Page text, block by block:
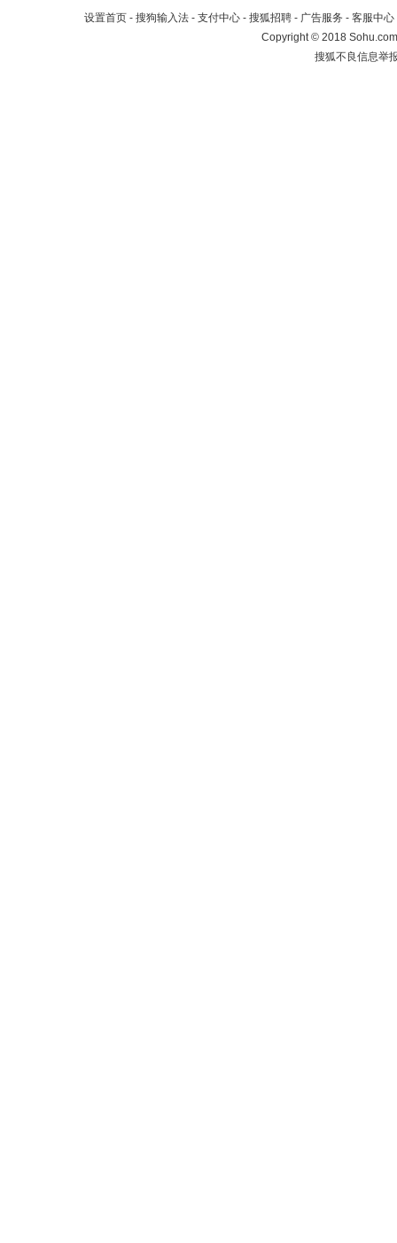
设置首页 - 搜狗输入法 - 支付中心 - 搜狐招聘 - 广告服务 - 客服中心
Copyright©2018
搜狐不良信息举